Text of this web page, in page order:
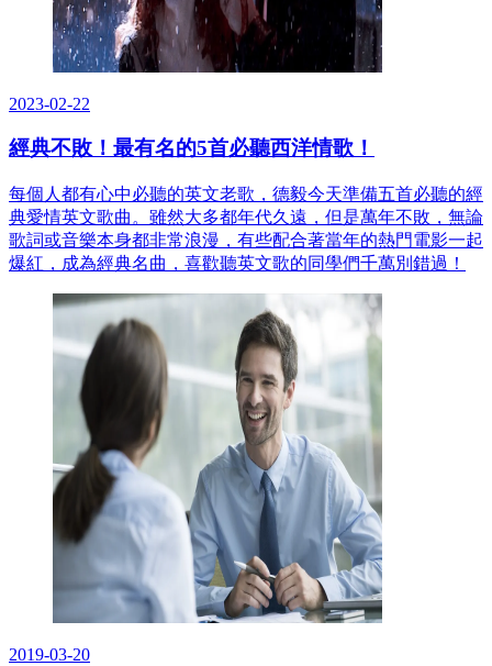
2023-02-22
經典不敗！最有名的5首必聽西洋情歌！
每個人都有心中必聽的英文老歌，德毅今天準備五首必聽的經
典愛情英文歌曲。雖然大多都年代久遠，但是萬年不敗，無論
歌詞或音樂本身都非常浪漫，有些配合著當年的熱門電影一起
爆紅，成為經典名曲，喜歡聽英文歌的同學們千萬別錯過！
2019-03-20